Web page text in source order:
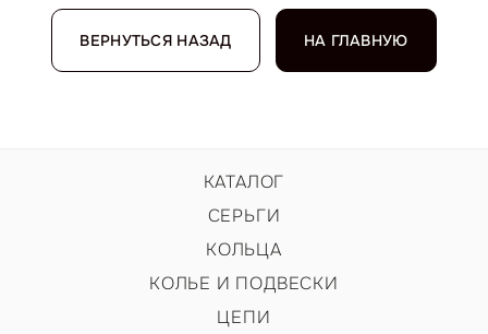
ВЕРНУТЬСЯ НАЗАД НА ГЛАВНУЮ
КАТАЛОГ
СЕРЬГИ
КОЛЬЦА
КОЛЬЕ И ПОДВЕСКИ
ЦЕПИ